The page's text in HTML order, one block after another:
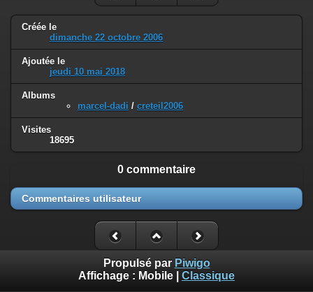
Créée le
dimanche 22 octobre 2006
Ajoutée le
jeudi 10 mai 2018
Albums
marcel-dadi / creteil2006
Visites
18695
0 commentaire
Commentaires utilisateur
Propulsé par Piwigo
Affichage : Mobile Classique